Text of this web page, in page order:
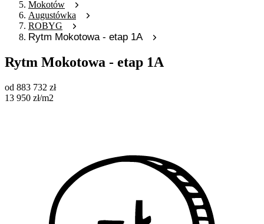
Mokotów
Augustówka
ROBYG
Rytm Mokotowa - etap 1A
Rytm Mokotowa - etap 1A
od 883 732 zł
13 950 zł/m2